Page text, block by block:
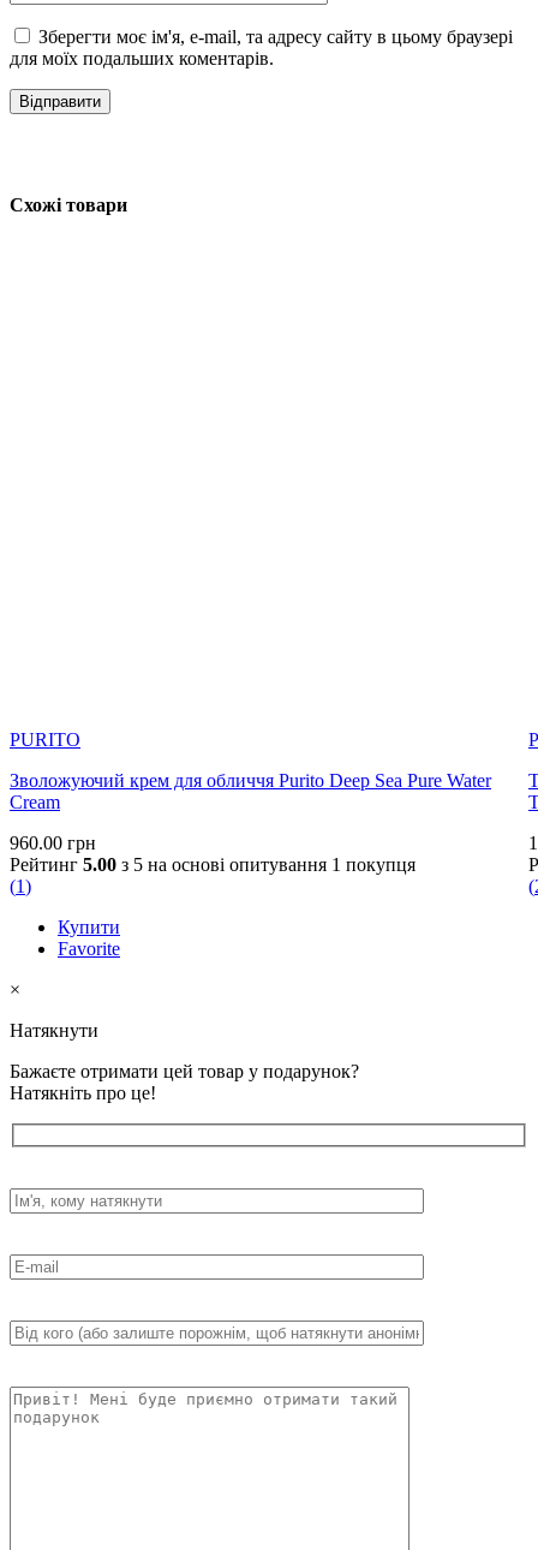
Зберегти моє ім'я, e-mail, та адресу сайту в цьому браузері
для моїх подальших коментарів.
Схожі товари
PURITO
Зволожуючий крем для обличчя Purito Deep Sea Pure Water
Cream
960.00 грн
Рейтинг 5.00 з 5 на основі опитування 1 покупця
(1)
Купити
Favorite
(
×
Натякнути
Бажаєте отримати цей товар у подарунок?
Натякніть про це!